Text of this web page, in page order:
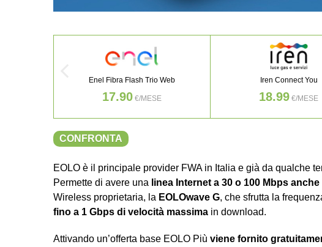
Enel Fibra Flash Trio Web
17.90 €/MESE
Iren Connect You
18.99 €/MESE
CONFRONTA
EOLO è il principale provider FWA in Italia e già da qualche
Permette di avere una linea Internet a 30 o 100 Mbps
Wireless proprietaria, la EOLOwave G, che sfrutta la
fino a 1 Gbps di velocità massima in download.
Attivando un’offerta base EOLO Più viene fornito